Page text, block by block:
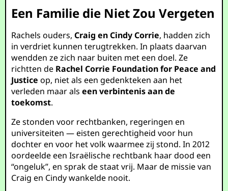
Een Familie die Niet Zou Vergeten
Rachels ouders,Craig en Cindy Corrie, hadden zich
in verdriet kunnen terugtrekken. In plaats daarvan
wendden ze zich naar buiten met een doel. Ze
richtten de Rachel Corrie Foundation for Peace and
Justice op, niet als een gedenkteken aan het
verleden maar alseen verbintenis aan de
toekomst.
Ze stonden voor rechtbanken, regeringen en
universiteiten — eisten gerechtigheid voor hun
dochter en voor het volk waarmee zij stond. In 2012
oordeelde een Israëlische rechtbank haar dood een
“ongeluk”, en sprak de staat vrij. Maar de missie van
Craig en Cindy wankelde nooit.